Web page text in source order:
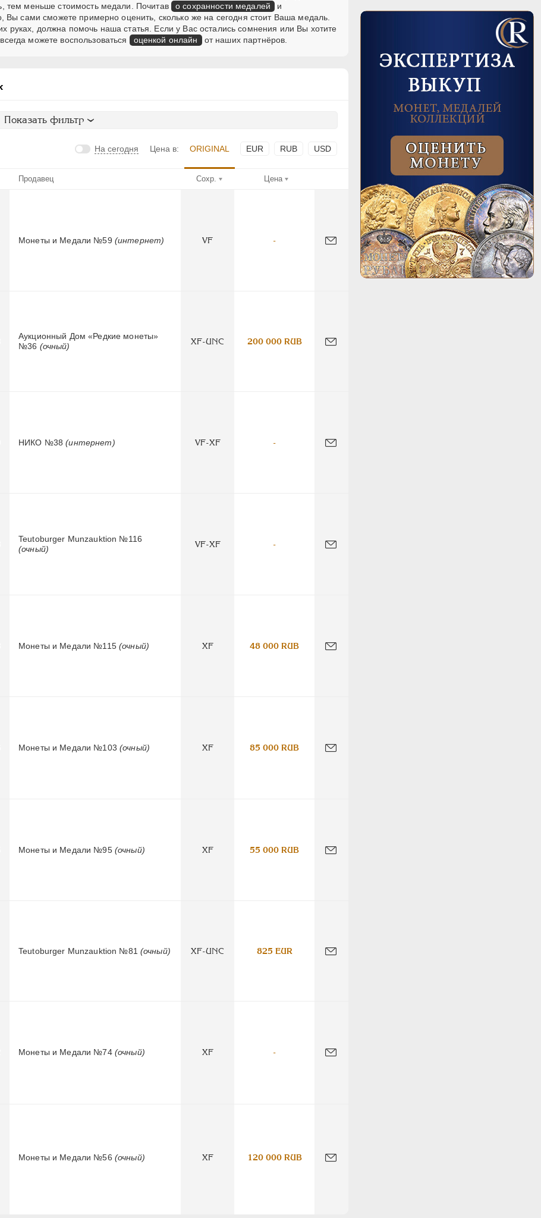
тем меньше стоимость медали. Почитав о сохранности медалей и
Вы сами сможете примерно оценить, сколько же на сегодня стоит Ваша медаль.
руках, должна помочь наша статья. Если у Вас остались сомнения или Вы хотите
можете воспользоваться
оценкой онлайн от наших партнёров.
Показать фильтр
На сегодня Цена в: ORIGINAL EUR RUB USD
Продавец Сохр. Цена
Монеты и Медали №59 (интернет) VF -
Аукционный Дом «Редкие монеты»
№36 (очный)
XF-UNC 200 000 RUB
НИКО №38(интернет) VF-XF -
Teutoburger Munzauktion №116
(очный)
VF-XF -
Монеты и Медали №115 (очный) XF 48 000 RUB
Монеты и Медали №103 (очный) XF 85 000 RUB
Монеты и Медали №95 (очный) XF 55 000 RUB
Teutoburger Munzauktion №81 (очный) XF-UNC 825 EUR
Монеты и Медали №74 (очный) XF -
Монеты и Медали №56 (очный) XF 120 000 RUB